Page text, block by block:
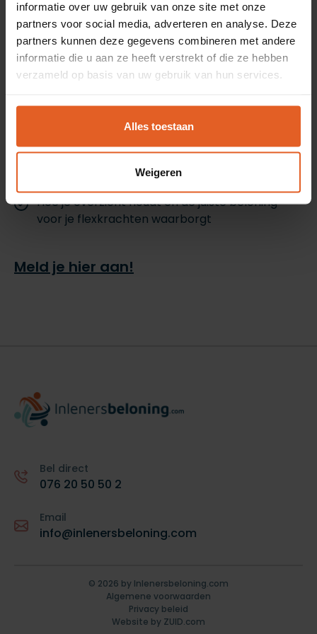
informatie over uw gebruik van onze site met onze
partners voor social media, adverteren en analyse. Deze
partners kunnen deze gegevens combineren met andere
informatie die u aan ze heeft verstrekt of die ze hebben
verzameld op basis van uw gebruik van hun services.
Alles toestaan
Weigeren
de handige functies in het portaal.
Na de training weet jij:
Hoe je eenvoudig een inlenersbeloning
Hoe je overzicht houdt en de juiste beloning
voor je flexkrachten waarborgt
Meld je hier aan!
Bel direct
076 20 50 50 2
Email
info@inlenersbeloning.com
© 2026 by Inlenersbeloning.com
Algemene voorwaarden
Privacy beleid
Website by ZUID.com